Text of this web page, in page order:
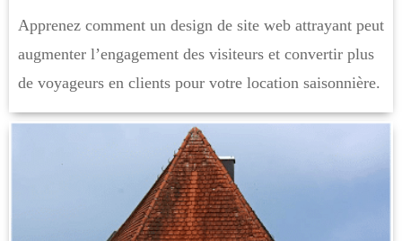
Apprenez comment un design de site web attrayant peut
augmenter l’engagement des visiteurs et convertir plus
de voyageurs en clients pour votre location saisonnière.